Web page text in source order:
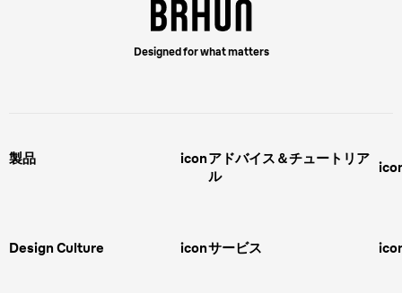
Designed for what matters
製品 icon
スキンケア
アドバイス＆チュートリア
ル
ボディグルーミング
Design Culture iconサービス